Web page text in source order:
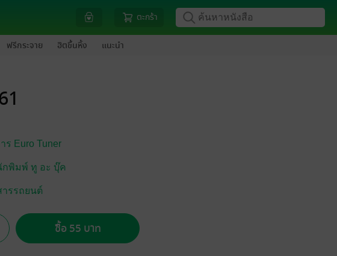
ตะกร้า
ฟรีกระจาย ฮิตขึ้นหิ้ง แนะนำ
Euro Tuner
กพิมพ์ ทู อะ บุ๊ค
รรถยนต์
ซื้อ 55 บาท